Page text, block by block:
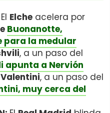
El Elche acelera por
Buonanotte,
para la medular
, a un paso del
apunta a Nervión
Valentini, a un paso del
muy cerca del